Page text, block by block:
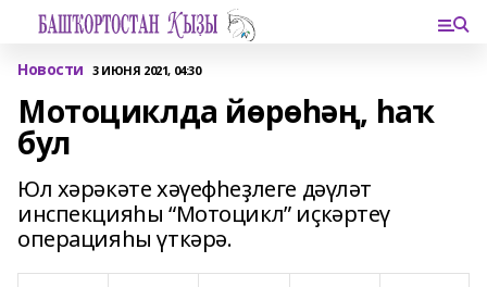
Новости 3 ИЮНЯ 2021, 04:30
Мотоциклда йөрөһәң, һаҡ
бул
Юл хәрәкәте хәүефһеҙлеге дәүләт
инспекцияһы “Мотоцикл” иҫкәртеү
операцияһы үткәрә.